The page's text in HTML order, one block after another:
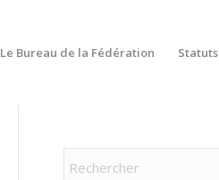
Le Bureau de la Fédération Statuts